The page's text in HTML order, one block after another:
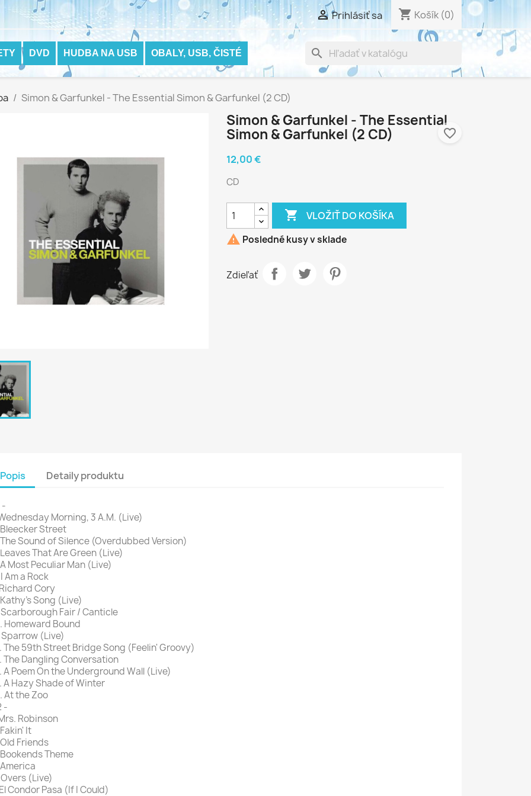
 Prihlásiť sa shopping_cart Košík (0)
DVD HUDBA NA USB OBALY, USB, ČISTÉ search
Simon & Garfunkel - The Essential Simon & Garfunkel (2 CD)
Simon & Garfunkel - The Essential
Simon & Garfunkel (2 CD)
12,00 €
CD
 VLOŽIŤ DO KOŠÍKA
favorite_border
 Posledné kusy v sklade
Zdieľať
Popis Detaily produktu
-
Morning, 3 A.M. (Live)
Street
Sound of Silence (Overdubbed Version)
That Are Green (Live)
Most Peculiar Man (Live)
Am a Rock
Cory
Song (Live)
Fair / Canticle
Homeward Bound
Sparrow (Live)
The 59th Street Bridge Song (Feelin' Groovy)
The Dangling Conversation
A Poem On the Underground Wall (Live)
A Hazy Shade of Winter
At the Zoo
-
Robinson
It
Friends
Theme
(Live)
Condor Pasa (If I Could)